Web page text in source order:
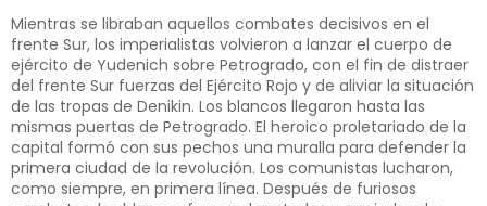
Mientras se libraban aquellos combates decisivos en el
frente Sur, los imperialistas volvieron a lanzar el cuerpo de
ejército de Yudenich sobre Petrogrado, con el fin de distraer
del frente Sur fuerzas del Ejército Rojo y de aliviar la situación
de las tropas de Denikin. Los blancos llegaron hasta las
mismas puertas de Petrogrado. El heroico proletariado de la
capital formó con sus pechos una muralla para defender la
primera ciudad de la revolución. Los comunistas lucharon,
como siempre, en primera línea. Después de furiosos